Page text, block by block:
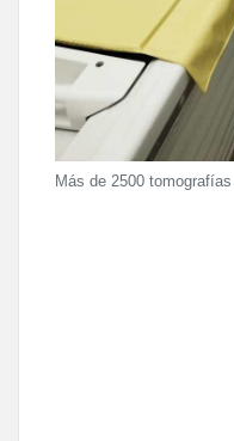
Más de 2500